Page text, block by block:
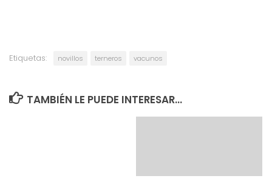
Etiquetas: novillos terneros vacunos
TAMBIÉN LE PUEDE INTERESAR...